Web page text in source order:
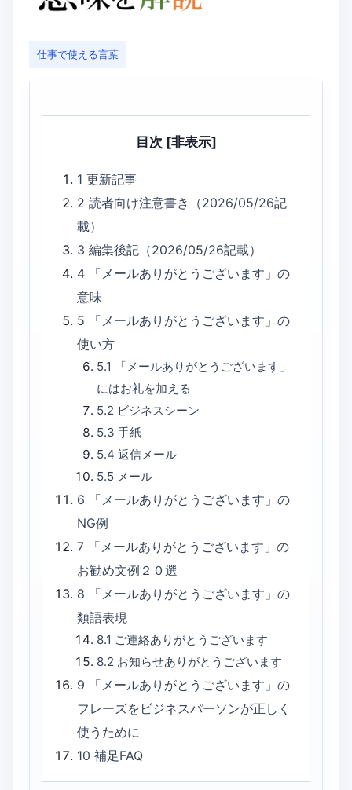
仕事で使える言葉
目次 [非表示]
1更新記事
2読者向け注意書き（2026/05/26記
載）
3編集後記（2026/05/26記載）
4
「メールありがとうございます」の
意味
5
「メールありがとうございます」の
使い方
5.1
「メールありがとうございます」
にはお礼を加える
5.2 ビジネスシーン
5.3 手紙
5.4 返信メール
5.5 メール
6
「メールありがとうございます」の
NG例
7
「メールありがとうございます」の
お勧め文例２０選
8
「メールありがとうございます」の
類語表現
8.1 ご連絡ありがとうございます
8.2 お知らせありがとうございます
9
「メールありがとうございます」の
フレーズをビジネスパーソンが正しく
使うために
10補足FAQ